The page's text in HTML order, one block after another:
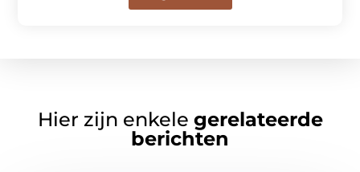
Hier zijn enkele gerelateerde
berichten